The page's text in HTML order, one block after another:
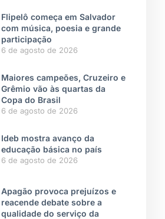
Flipelô começa em Salvador
com música, poesia e grande
participação
6 de agosto de 2026
Maiores campeões, Cruzeiro e
Grêmio vão às quartas da
Copa do Brasil
6 de agosto de 2026
Ideb mostra avanço da
educação básica no país
6 de agosto de 2026
Apagão provoca prejuízos e
reacende debate sobre a
qualidade do serviço da